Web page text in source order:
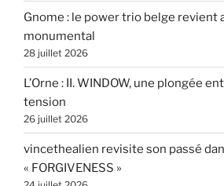
Gnome : le power trio belge revient
monumental
28 juillet 2026
L’Orne : II. WINDOW, une plongée
tension
26 juillet 2026
vincethealien revisite son passé
« FORGIVENESS »